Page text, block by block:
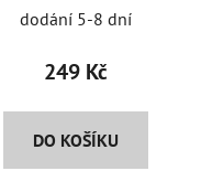
dodání 5-8 dní
249 Kč
DO KOŠÍKU